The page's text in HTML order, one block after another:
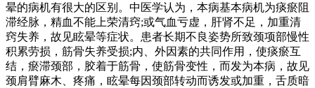
晕的病机有很大的区别。中医学认为，本病基本病机为痰瘀阻
滞经脉，精血不能上荣清窍;或气血亏虚，肝肾不足，加重清
窍失养，故见眩晕等症状。患者长期不良姿势所致颈项部慢性
积累劳损，筋骨失养受损;内、外因素的共同作用，使痰瘀互
结，瘀滞颈部，胶着于筋骨，使筋骨变性，而发为本病，故见
颈肩臂麻木、疼痛，眩晕每因颈部转动而诱发或加重，舌质暗